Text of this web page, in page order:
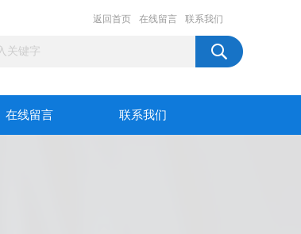
返回首页 在线留言 联系我们
在线留言 联系我们